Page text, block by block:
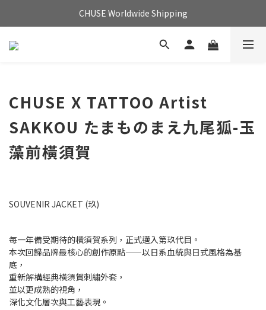
CHUSE Worldwide Shipping
CHUSE X TATTOO Artist
SAKKOU たまものまえ九尾狐-玉
藻前橫須賀
SOUVENIR JACKET (玖)
每一年備受期待的橫須賀系列，正式邁入第玖代目。
本次回歸品牌最核心的創作原點——以日系血統與日式風格為基
底，
重新解構經典橫須賀刺繡外套，
並以更成熟的視角，
深化文化層次與工藝表現。